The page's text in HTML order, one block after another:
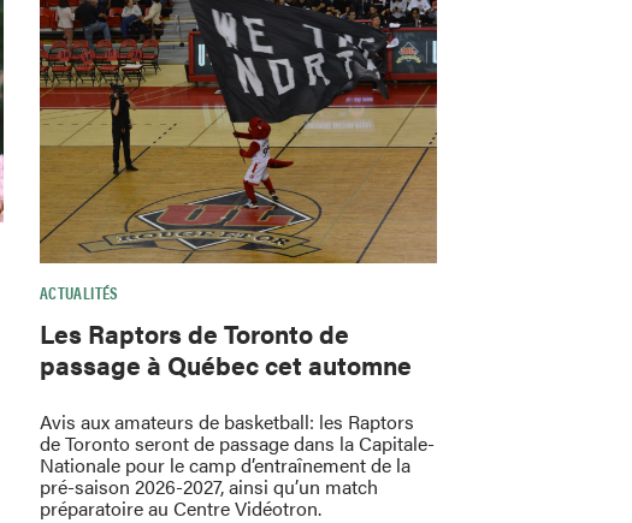
ACTUALITÉS
Les Raptors de Toronto de
passage à Québec cet automne
Avis aux amateurs de basketball: les Raptors
de Toronto seront de passage dans la Capitale-
Nationale pour le camp d’entraînement de la
pré-saison 2026-2027, ainsi qu’un match
préparatoire au Centre Vidéotron.